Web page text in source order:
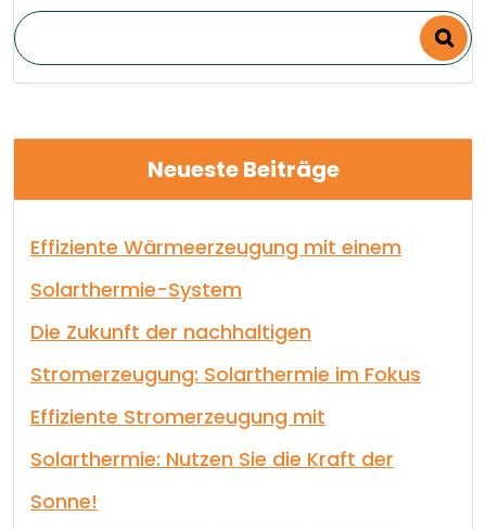
Neueste Beiträge
Effiziente Wärmeerzeugung mit einem
Solarthermie-System
Die Zukunft der nachhaltigen
Stromerzeugung: Solarthermie im Fokus
Effiziente Stromerzeugung mit
Solarthermie: Nutzen Sie die Kraft der
Sonne!